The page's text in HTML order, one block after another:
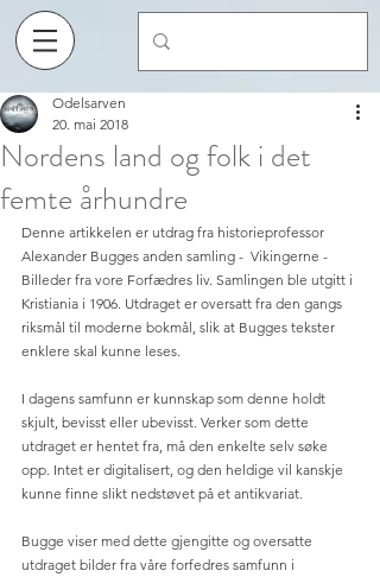
Nordens land og folk i det
femte århundre
Odelsarven
20. mai 2018
Denne artikkelen er utdrag fra historieprofessor
Alexander Bugges anden samling -  Vikingerne -
Billeder fra vore Forfædres liv. Samlingen ble utgitt i
Kristiania i 1906. Utdraget er oversatt fra den gangs
riksmål til moderne bokmål, slik at Bugges tekster
enklere skal kunne leses.
I dagens samfunn er kunnskap som denne holdt
skjult, bevisst eller ubevisst. Verker som dette
utdraget er hentet fra, må den enkelte selv søke
opp. Intet er digitalisert, og den heldige vil kanskje
kunne finne slikt nedstøvet på et antikvariat.
Bugge viser med dette gjengitte og oversatte
utdraget bilder fra våre forfedres samfunn i